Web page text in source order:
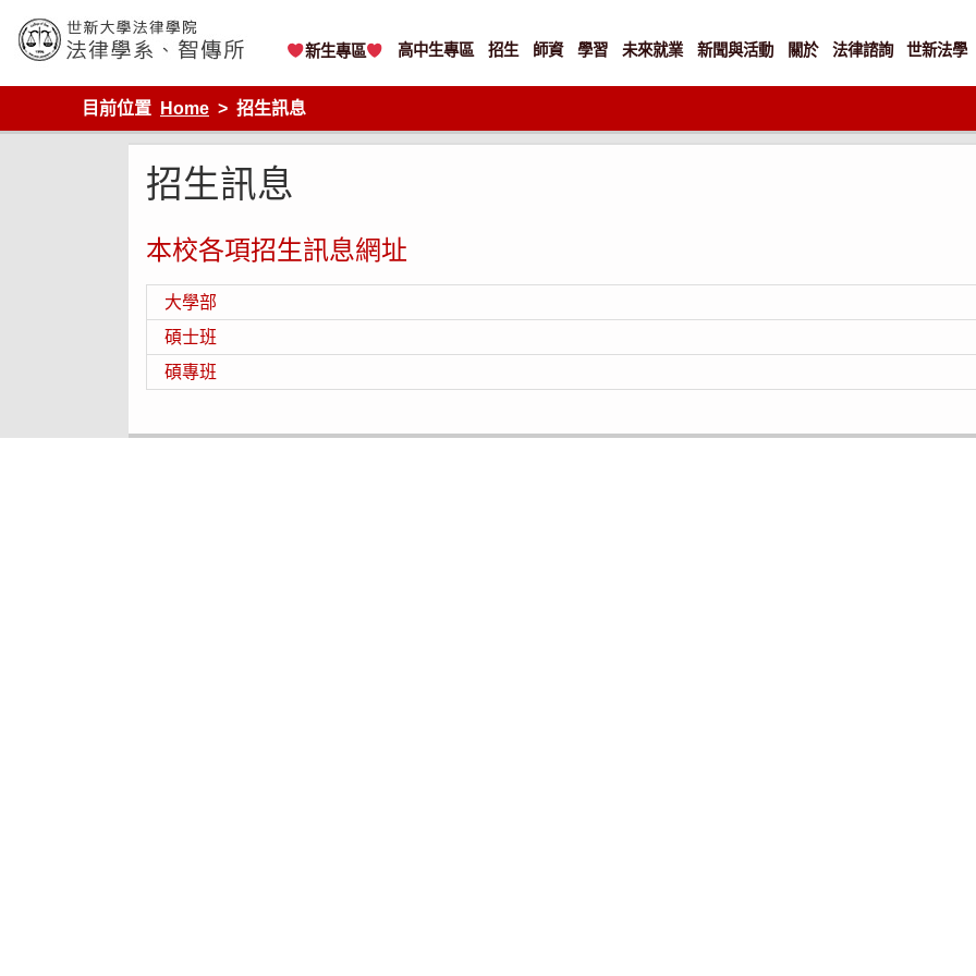
content
世新大學法律學院-法律學系-智慧財產暨科技法律研究所
新生專區 高中生專區 招生 師資 學習 未來就業 新聞與活動 關於 法律諮詢 世新法學
目前位置 Home 招生訊息
招生訊息
本校各項招生訊息網址
大學部
碩士班
碩專班